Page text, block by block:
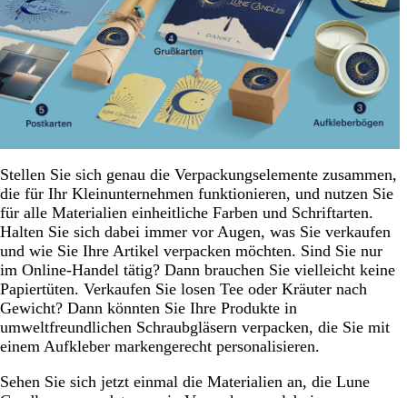
Stellen Sie sich genau die Verpackungselemente zusammen,
die für Ihr Kleinunternehmen funktionieren, und nutzen Sie
für alle Materialien einheitliche Farben und Schriftarten.
Halten Sie sich dabei immer vor Augen, was Sie verkaufen
und wie Sie Ihre Artikel verpacken möchten. Sind Sie nur
im Online-Handel tätig? Dann brauchen Sie vielleicht keine
Papiertüten. Verkaufen Sie losen Tee oder Kräuter nach
Gewicht? Dann könnten Sie Ihre Produkte in
umweltfreundlichen Schraubgläsern verpacken, die Sie mit
einem Aufkleber markengerecht personalisieren.
Sehen Sie sich jetzt einmal die Materialien an, die Lune